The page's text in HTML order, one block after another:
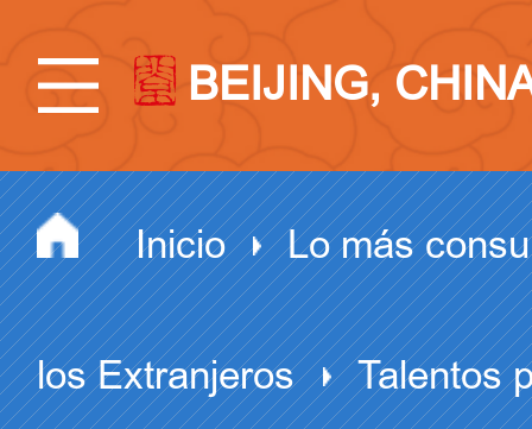
BEIJING,
Inicio Lo más
los Extranjeros Talentos